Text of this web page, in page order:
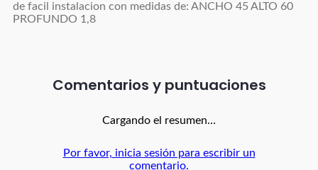
de facil instalacion con medidas de: ANCHO 45 ALTO 60
PROFUNDO 1,8
Comentarios
Cargando el resumen…
Por favor, inicia sesión para escribir un
comentario.